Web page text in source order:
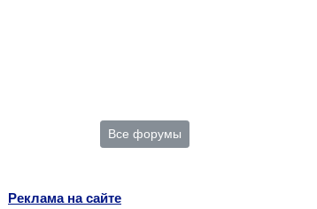
Все форумы
Реклама на сайте